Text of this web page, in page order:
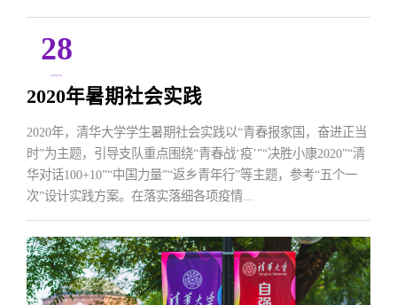
28
2020.09
2020年暑期社会实践
2020年，清华大学学生暑期社会实践以“青春报家国，奋进正当
时”为主题，引导支队重点围绕“青春战‘疫’”“决胜小康2020”“清
华对话100+10”“中国力量”“返乡青年行”等主题，参考“五个一
次”设计实践方案。在落实落细各项疫情...